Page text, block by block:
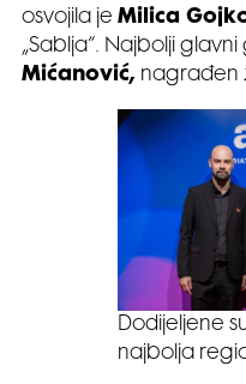
osvojila je Milica
„Sablja“. Najbolji glavni
Mićanović, nagrađen
Dodijeljene
najbolja